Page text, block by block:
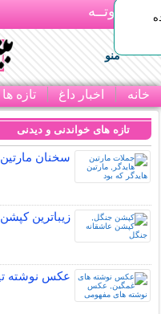
بـیتوتــه
منو
خانه اخبار داغ تازه ها
تازه های خواندنی و دیدنی
سخنان مارتین
زیباترین
عکس نوشته